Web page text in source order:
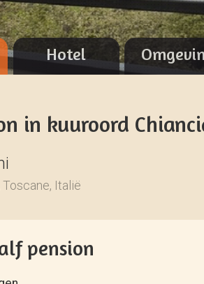
Hotel
in kuuroord
Toscane, Italië
pension